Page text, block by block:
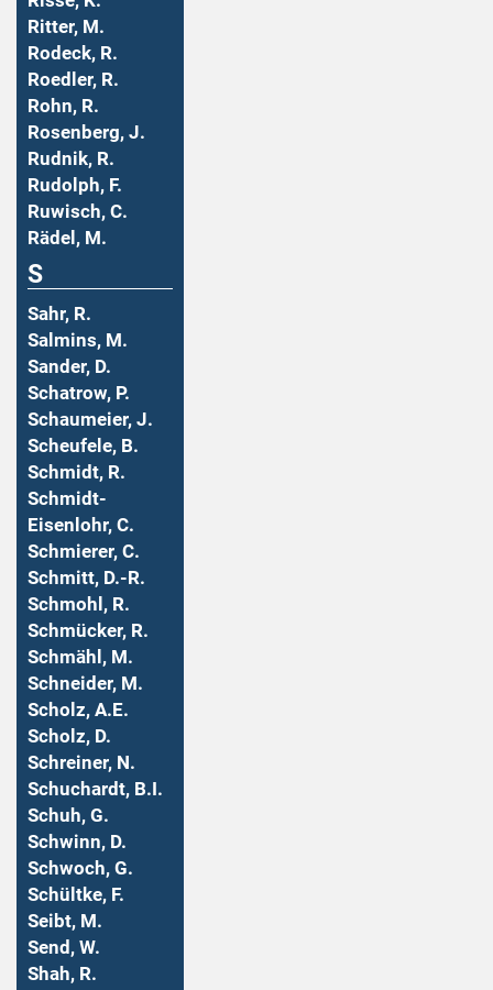
Ritter, M.
Rodeck, R.
Roedler, R.
Rohn, R.
Rosenberg, J.
Rudnik, R.
Rudolph, F.
Ruwisch, C.
Rädel, M.
S
Sahr, R.
Salmins, M.
Sander, D.
Schatrow, P.
Schaumeier, J.
Scheufele, B.
Schmidt, R.
Schmidt-
Eisenlohr, C.
Schmierer, C.
Schmitt, D.-R.
Schmohl, R.
Schmücker, R.
Schmähl, M.
Schneider, M.
Scholz, A.E.
Scholz, D.
Schreiner, N.
Schuchardt, B.I.
Schuh, G.
Schwinn, D.
Schwoch, G.
Schültke, F.
Seibt, M.
Send, W.
Shah, R.